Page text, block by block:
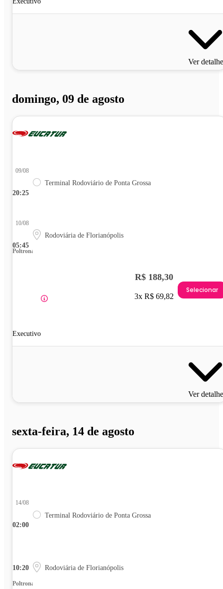
Ver
domingo, 09 de agosto
20:25
09/08
Terminal Rodoviário de Ponta Grossa
05:45
10/08
Rodoviária de Florianópolis
Poltrona
Executivo
R$ 188,30
3x R$ 69,82
Selecionar
Ver
sexta-feira, 14 de agosto
02:00
14/08
Terminal Rodoviário de Ponta Grossa
10:20 Rodoviária de Florianópolis
Poltrona